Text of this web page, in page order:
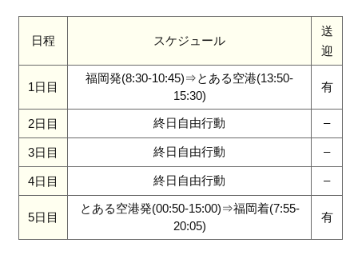
日程 スケジュール
送
迎
1日目
福岡発(8:30-10:45)⇒とある空港(13:50-
15:30)
有
2日目 終日自由行動 –
3日目 終日自由行動 –
4日目 終日自由行動 –
5日目
とある空港発(00:50-15:00)⇒福岡着(7:55-
20:05)
有